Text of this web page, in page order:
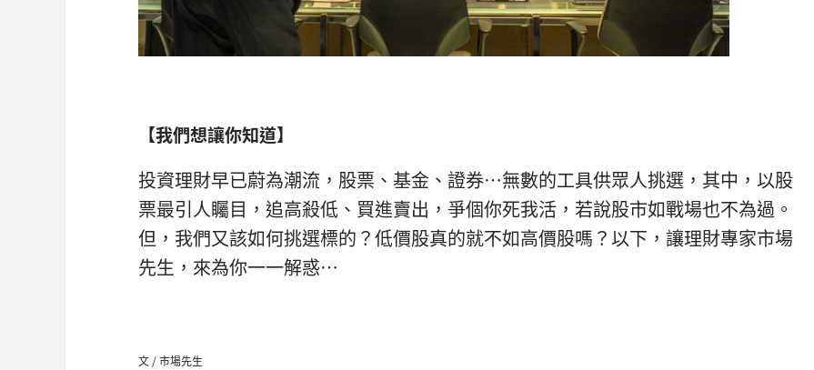
【我們想讓你知道】
投資理財早已蔚為潮流，股票、基金、證券…無數的工具供眾人挑選，其中，以股
票最引人矚目，追高殺低、買進賣出，爭個你死我活，若說股市如戰場也不為過。
但，我們又該如何挑選標的？低價股真的就不如高價股嗎？以下，讓理財專家市場
先生，來為你一一解惑…
文 / 市場先生